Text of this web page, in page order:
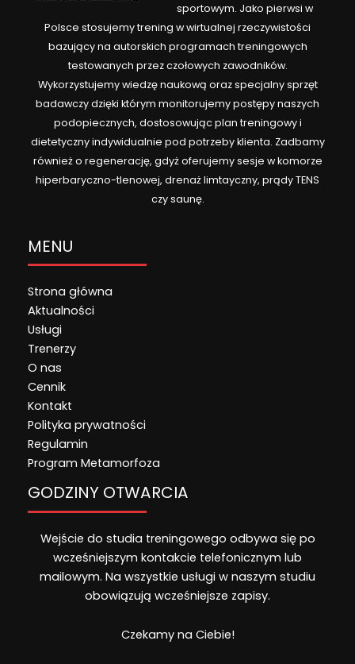
sportowym. Jako pierwsi w
Polsce stosujemy trening w wirtualnej rzeczywistości
bazujący na autorskich programach treningowych
testowanych przez czołowych zawodników.
Wykorzystujemy wiedzę naukową oraz specjalny sprzęt
badawczy dzięki którym monitorujemy postępy naszych
podopiecznych, dostosowując plan treningowy i
dietetyczny indywidualnie pod potrzeby klienta. Zadbamy
również o regenerację, gdyż oferujemy sesje w komorze
hiperbaryczno-tlenowej, drenaż limtayczny, prądy TENS
czy saunę.
MENU
Strona główna
Aktualności
Usługi
Trenerzy
O nas
Cennik
Kontakt
Polityka prywatności
Regulamin
Program Metamorfoza
GODZINY OTWARCIA
Wejście do studia treningowego odbywa się po
wcześniejszym kontakcie telefonicznym lub
mailowym. Na wszystkie usługi w naszym studiu
obowiązują wcześniejsze zapisy.
Czekamy na Ciebie!